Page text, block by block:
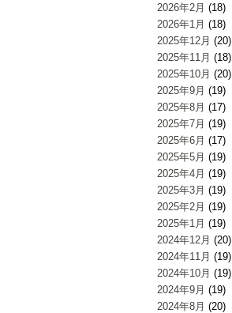
2026年2月 (18)
2026年1月 (18)
2025年12月 (20)
2025年11月 (18)
2025年10月 (20)
2025年9月 (19)
2025年8月 (17)
2025年7月 (19)
2025年6月 (17)
2025年5月 (19)
2025年4月 (19)
2025年3月 (19)
2025年2月 (19)
2025年1月 (19)
2024年12月 (20)
2024年11月 (19)
2024年10月 (19)
2024年9月 (19)
2024年8月 (20)